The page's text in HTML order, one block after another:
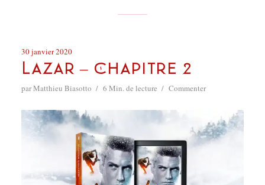
30 janvier 2020
Lazar – Chapitre 2
parMatthieu Biasotto 6 Min. de lecture Commenter